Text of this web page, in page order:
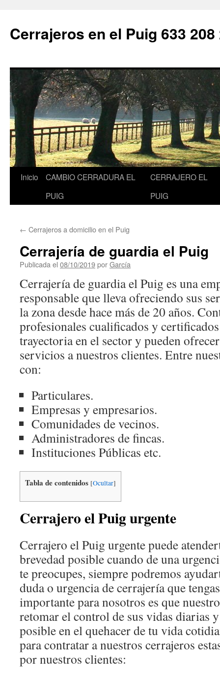
contenido
Cerrajeros en el Puig 633 208
Inicio
CAMBIO CERRADURA EL
PUIG
CERRAJERO EL
PUIG
← Cerrajeros a domicilio en el Puig
Cerrajería de guardia el Puig
Publicada el 08/10/2019porGarcía
Cerrajería de guardia el Puig es una
responsable que lleva ofreciendo sus
la zona desde hace más de 20 años.
profesionales cualificados y
trayectoria en el sector y pueden
servicios a nuestros clientes. Entre
con:
Particulares.
Empresas y empresarios.
Comunidades de vecinos.
Administradores de fincas.
Instituciones Públicas etc.
Tabla de contenidos [Ocultar]
Cerrajero el Puig urgente
Cerrajero el Puig urgente puede
brevedad posible cuando de una
te preocupes, siempre podremos
duda o urgencia de cerrajería que
importante para nosotros es que
retomar el control de sus vidas diarias
posible en el quehacer de tu vida
para contratar a nuestros cerrajeros
por nuestros clientes: